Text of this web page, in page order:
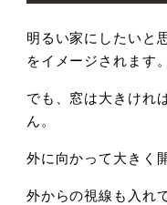
明るい家にしたいと
をイメージされます。
でも、窓は大きけれ
ん。
外に向かって大きく
外からの視線も入れ